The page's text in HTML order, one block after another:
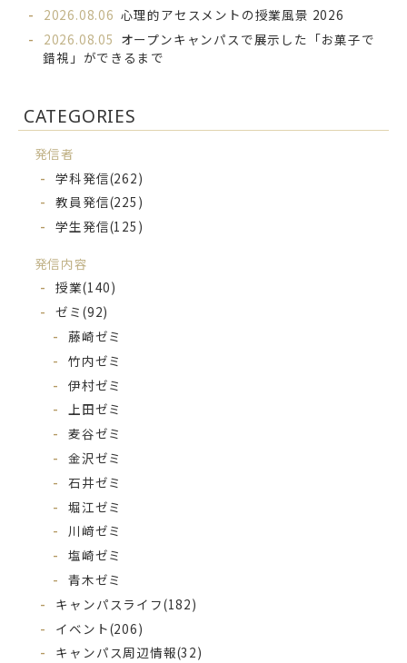
2026.08.06 心理的アセスメントの授業風景 2026
2026.08.05 オープンキャンパスで展示した「お菓子で
錯視」ができるまで
CATEGORIES
発信者
学科発信(262)
教員発信(225)
学生発信(125)
発信内容
授業(140)
ゼミ(92)
藤崎ゼミ
竹内ゼミ
伊村ゼミ
上田ゼミ
麦谷ゼミ
金沢ゼミ
石井ゼミ
堀江ゼミ
川﨑ゼミ
塩崎ゼミ
青木ゼミ
キャンパスライフ(182)
イベント(206)
キャンパス周辺情報(32)